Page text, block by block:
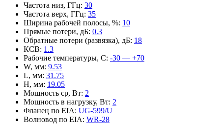
Частота низ, ГГц: 30
Частота верх, ГГц: 35
Ширина рабочей полосы, %: 10
Прямые потери, дБ: 0.3
Обратные потери (развязка), дБ: 18
КСВ: 1.3
Рабочие температуры, С: -30 — +70
W, мм: 9.53
L, мм: 31.75
H, мм: 19.05
Мощность ср, Вт: 2
Мощность в нагрузку, Вт: 2
Фланец по EIA: UG-599/U
Волновод по EIA: WR-28